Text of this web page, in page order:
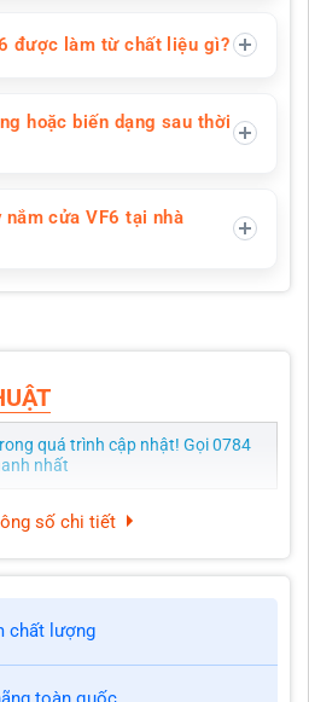
được làm từ chất liệu gì?
hoặc biến dạng sau thời
cửa VF6 tại nhà
quá trình cập nhật! Gọi 0784
nhất
số chi tiết
chất lượng
toàn quốc